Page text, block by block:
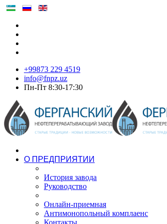
+99873 229 4519
info@fnpz.uz
Пн-Пт 8:30-17:30
О ПРЕДПРИЯТИИ
История завода
Руководство
Онлайн-приемная
Антимонопольный комплаенс
Контакты